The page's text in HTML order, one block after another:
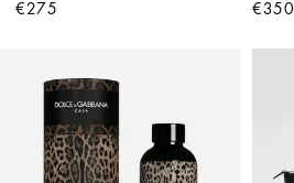
€275
€350